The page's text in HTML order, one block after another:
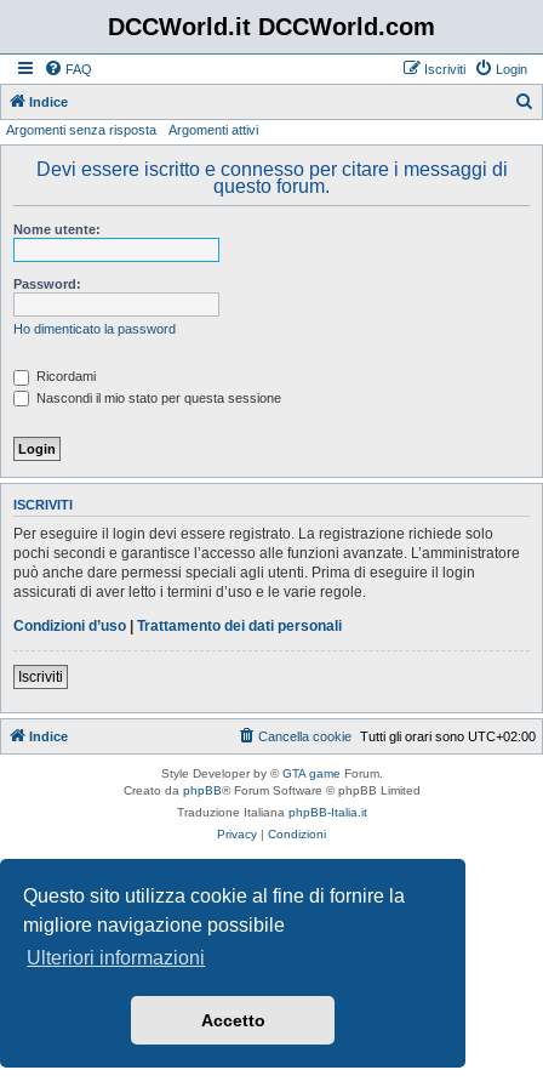
Questo sito utilizza cookie al fine di fornire la
migliore navigazione possibile
Ulteriori informazioni
Accetto
DCCWorld.it DCCWorld.com
FAQ Login
Iscriviti
Indice
Argomenti senza risposta Argomenti attivi
Devi essere iscritto e connesso per citare i messaggi di
questo forum.
Nome utente:
Password:
Ho dimenticato la password
Ricordami
Nascondi il mio stato per questa sessione
ISCRIVITI
Per eseguire il login devi essere registrato. La registrazione richiede solo
pochi secondi e garantisce l’accesso alle funzioni avanzate. L’amministratore
può anche dare permessi speciali agli utenti. Prima di eseguire il login
assicurati di aver letto i termini d’uso e le varie regole.
Condizioni d’uso | Trattamento dei dati personali
Iscriviti
Indice Tutti gli orari sono UTC+02:00
Cancella cookie
Style Developer by ©GTA game Forum.
Creato da phpBB® Forum Software © phpBB Limited
Traduzione Italiana phpBB-Italia.it
Privacy | Condizioni